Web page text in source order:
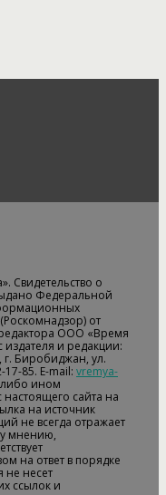
Свидетельство о
Федеральной
от
редактора ООО «Время
и редакции:
г. Биробиджан, ул.
85. E-mail: vremya-
либо ином
настоящего сайта на
на источник
не всегда отражает
мнению,
на ответ в порядке
не несет
ссылок и